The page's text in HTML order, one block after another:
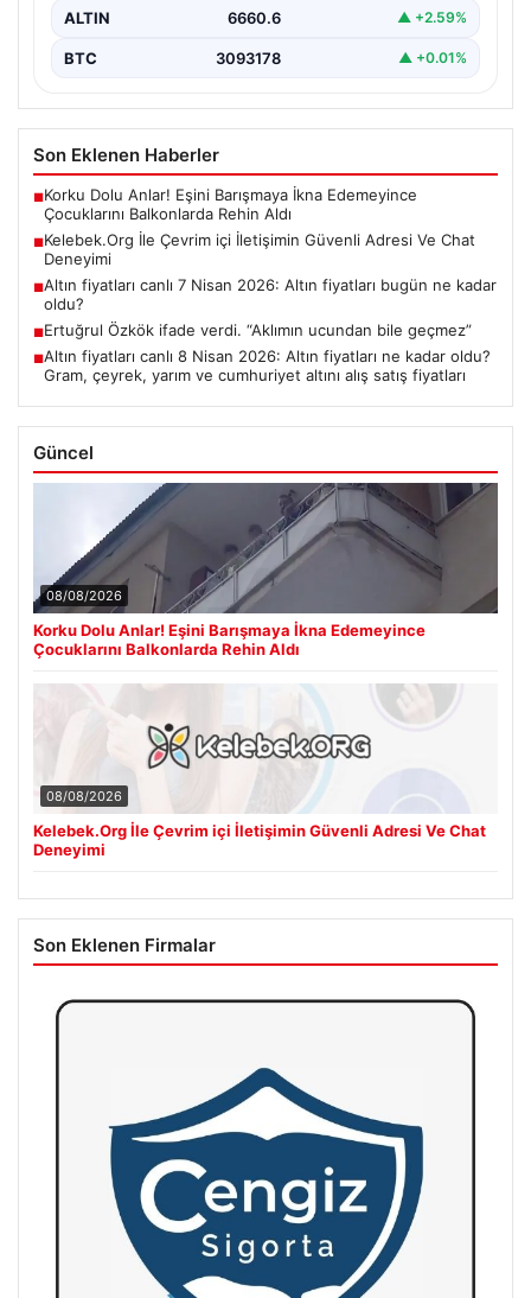
ALTIN 6660.6 ▲ +2.59%
BTC 3093178 ▲ +0.01%
Son Eklenen Haberler
■Korku Dolu Anlar! Eşini Barışmaya İkna Edemeyince
Çocuklarını Balkonlarda Rehin Aldı
■Kelebek.Org İle Çevrim içi İletişimin Güvenli Adresi Ve Chat
Deneyimi
■Altın fiyatları canlı 7 Nisan 2026: Altın fiyatları bugün ne kadar
oldu?
■Ertuğrul Özkök ifade verdi. “Aklımın ucundan bile geçmez”
■Altın fiyatları canlı 8 Nisan 2026: Altın fiyatları ne kadar oldu?
Gram, çeyrek, yarım ve cumhuriyet altını alış satış fiyatları
Güncel
08/08/2026
Korku Dolu Anlar! Eşini Barışmaya İkna Edemeyince
Çocuklarını Balkonlarda Rehin Aldı
08/08/2026
Kelebek.Org İle Çevrim içi İletişimin Güvenli Adresi Ve Chat
Deneyimi
Son Eklenen Firmalar